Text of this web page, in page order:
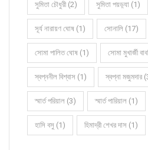
সুমিতা চৌধুরী (2) সুমিতা পয়ড়্যা (1)
সূর্য নারায়ণ ঘোষ (1) সোনালি (17)
সোমা পালিত ঘোষ (1) সোমা মুখার্জী
স্বপ্ননীল বিশ্বাস (1) স্বপ্না মজুমদার
স্মার্ত পরিয়াল (3) স্মার্ত পারিয়াল (1)
হাসি বসু (1) হিমাদ্রী শেখর দাস (1)